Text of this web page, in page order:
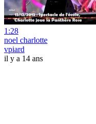
1:28
noel charlotte
vpiard
il y a 14 ans